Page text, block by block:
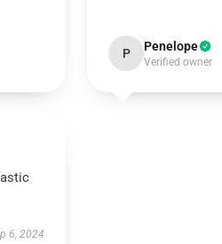
P Penelope
Verified owner
6, 2024